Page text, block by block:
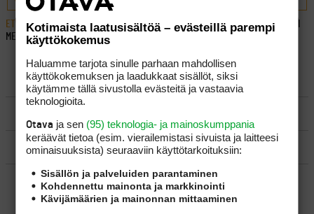
ETUSIVU›FOORUMIT › YLEISTÄ› VINKKI YLLÄPIDOLLE, TÄTÄHÄN MUKAVASTI
MENESTYNEET LINNUTKIN KÄYTTÄVÄT
LUO AIHE
OHJEET
UUSIMMAT VIESTIKETJUT
Kotimaista laatusisältöä – evästeillä parempi
käyttökokemus
Haluamme tarjota sinulle parhaan mahdollisen
käyttökokemuksen ja laadukkaat sisällöt, siksi
käytämme tällä sivustolla evästeitä ja vastaavia
teknologioita.
Otava ja sen (95) teknologia- ja mainoskumppania
keräävät tietoa (esim. vierailemis­tasi sivuista ja laitteesi
ominaisuuk­sista) seuraaviin käyttötarkoituksiin:
Sisällön ja palveluiden parantaminen
Kohdennettu mainonta ja markkinointi
Kävijämäärien ja mainonnan mittaaminen